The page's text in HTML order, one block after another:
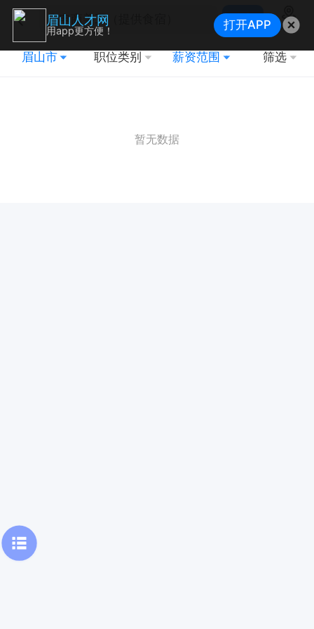
搜索
地图
眉山市 职位类别 薪资范围 筛选
暂无数据
眉山人才网
用app更方便！ 打开APP